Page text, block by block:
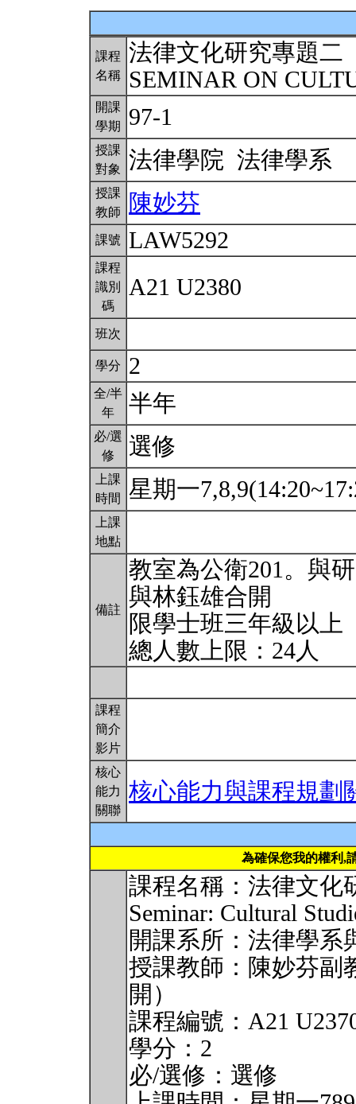
課程
名稱
法律文化研究專題二
SEMINAR ON
開課
學期
97-1
授課
對象
法律學院 法律學系
授課
教師
陳妙芬
課號 LAW5292
課程
識別
碼
A21 U2380
班次
學分 2
全/半
年
半年
必/選
修
選修
上課
時間
星期一
上課
地點
備註
教室為公衛201。與
與林鈺雄合開
限學士班三年級以上
總人數上限：24人
課程
簡介
影片
核心
能力
關聯
核心能力與課程規劃
為確保您我的權利,
課程名稱：法律文
Seminar: Cultural
開課系所：法律學系
授課教師：陳妙芬副
開）
課程編號：A21
學分：2
必/選修：選修